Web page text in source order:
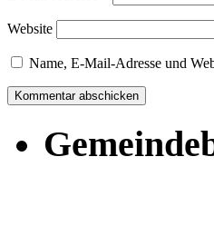
Website
Name, E-Mail-Adresse und